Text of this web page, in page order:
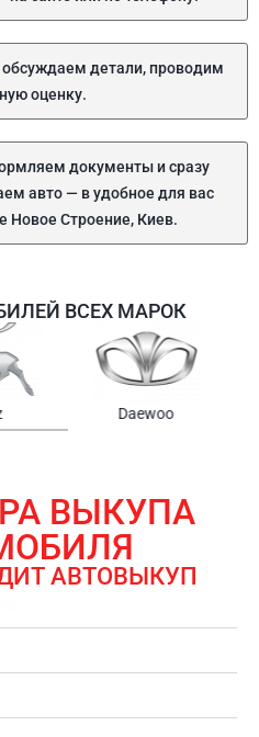
детали, проводим
оценку.
документы и сразу
авто — в удобное для вас
Новое Строение, Киев.
ВСЕХ МАРОК
Gmc
ВЫКУПА
АВТОВЫКУП